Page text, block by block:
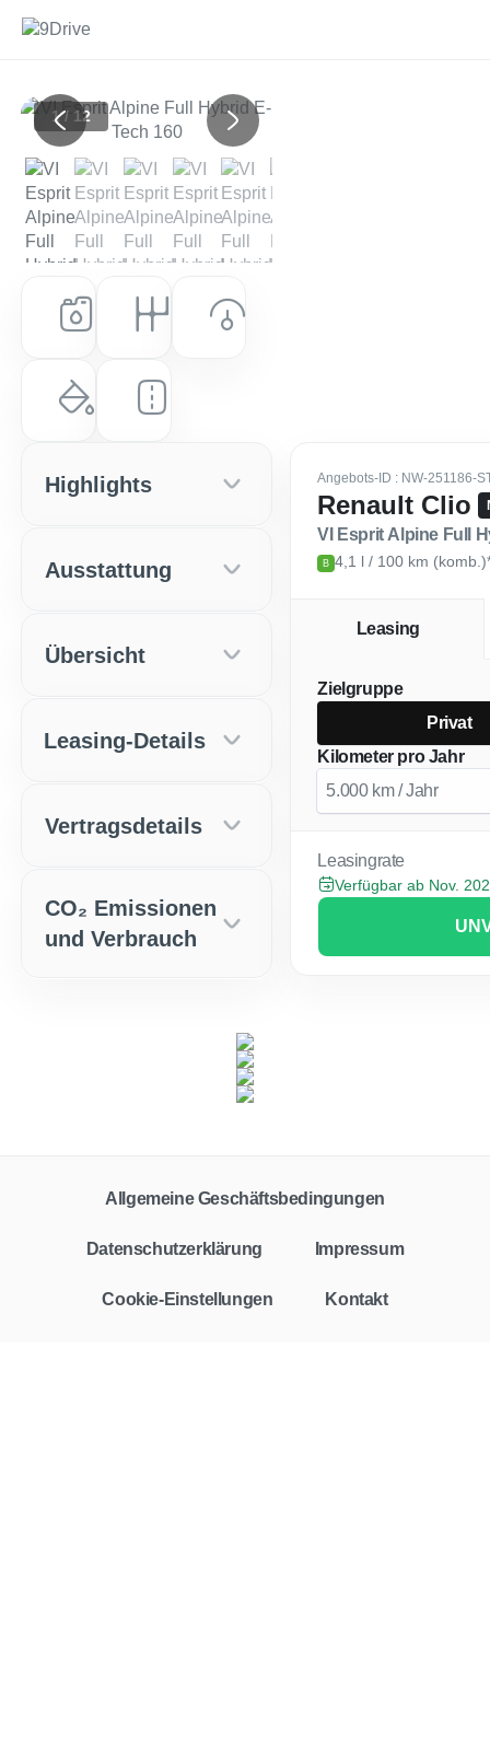
Previous Next
1 / 12
Kraftstoff
Hybrid Automatik
Leistung (PS)
94 PS (69 kW)
Farbe
Weiß (Weitere WäHlbar)
Laufleistung
10 km
Angebots-ID : NW-251186-
Renault Clio
VI Esprit Alpine Full
B 4,1 l / 100 km
Leasing
Zielgruppe
Privat
Kilometer pro Jahr
Leasingrate
Verfügbar ab Nov.
Highlights
Ausstattung
Übersicht
Leasing-Details
Vertragsdetails
CO₂ Emissionen
und Verbrauch
Allgemeine Geschäftsbedingungen
Datenschutzerklärung Impressum
Cookie-Einstellungen Kontakt